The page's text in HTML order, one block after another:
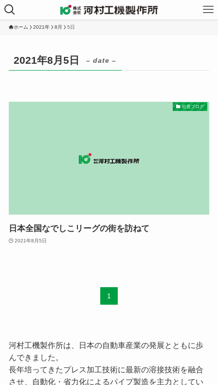
ホーム 2021年 8月 5日
2021年8月5日 – date –
社長ブログ
日本全国なでしこリーグの街を訪ねて
2021年8月5日
1
河村工機製作所は、日本の自動車産業の発展とともに歩
んできました。
長年培ってきたプレス加工技術に最新の溶接技術を融合
させ、自動化・省力化によるパイプ製造を主力としてい